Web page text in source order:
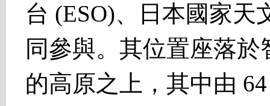
台 (ESO)、日本國家天
同參與。其位置座落
的高原之上，其中由